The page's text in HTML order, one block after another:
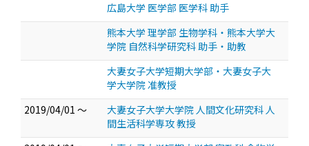
広島大学 医学部 医学科 助手
熊本大学 理学部 生物学科・熊本大学大
学院 自然科学研究科 助手・助教
大妻女子大学短期大学部・大妻女子大
学大学院 准教授
2019/04/01 ～
大妻女子大学大学院 人間文化研究科 人
間生活科学専攻 教授